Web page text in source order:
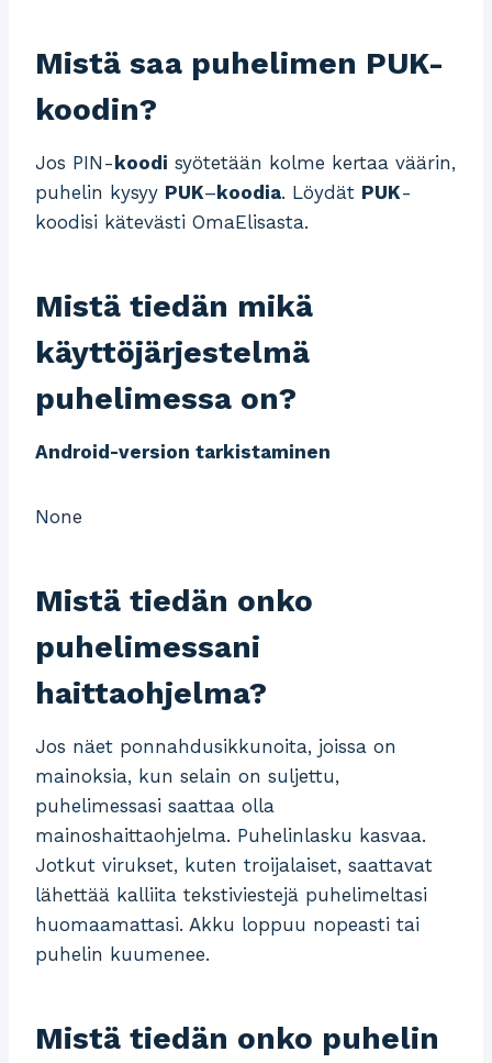
Mistä saa puhelimen PUK-
koodin?
Jos PIN-koodi syötetään kolme kertaa väärin,
puhelin kysyy PUK–koodia. Löydät PUK-
koodisi kätevästi OmaElisasta.
Mistä tiedän mikä
käyttöjärjestelmä
puhelimessa on?
Android-version tarkistaminen
None
Mistä tiedän onko
puhelimessani
haittaohjelma?
Jos näet ponnahdusikkunoita, joissa on
mainoksia, kun selain on suljettu,
puhelimessasi saattaa olla
mainoshaittaohjelma. Puhelinlasku kasvaa.
Jotkut virukset, kuten troijalaiset, saattavat
lähettää kalliita tekstiviestejä puhelimeltasi
huomaamattasi. Akku loppuu nopeasti tai
puhelin kuumenee.
Mistä tiedän onko puhelin